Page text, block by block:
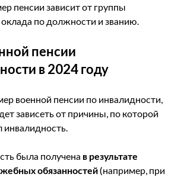
пенсии зависит от группы
по должности и званию.
пенсии
в 2024 году
военной пенсии по инвалидности,
зависеть от причины, по которой
инвалидность.
была получена в результате
обязанностей(например, при